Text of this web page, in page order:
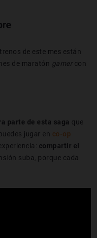
de este mes están
de maratón gamer con
parte de esta saga que
jugar en co-op
compartir el
suba, porque cada